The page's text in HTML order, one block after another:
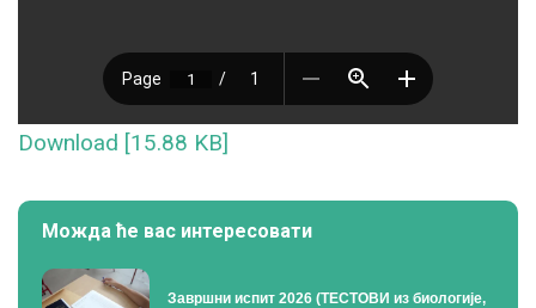
Download [15.88 KB]
Можда ће вас интересовати
Завршни испит 2026 (ТЕСТОВИ из биологије,